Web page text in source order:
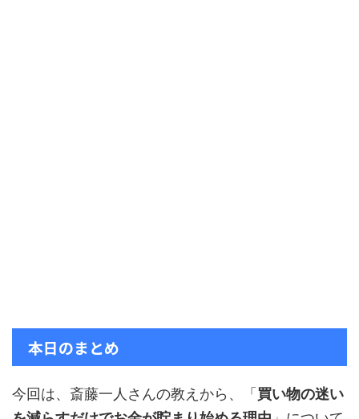
本日のまとめ
今回は、斎藤一人さんの教えから、「 買い物の迷い